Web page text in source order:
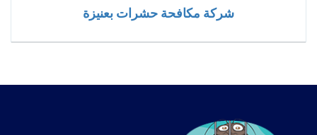
شركة مكافحة حشرات بعنيزة